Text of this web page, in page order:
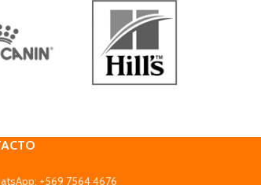
+569 7564 4676